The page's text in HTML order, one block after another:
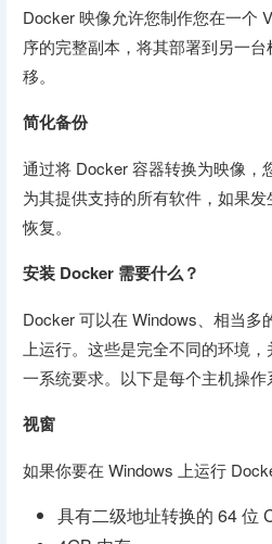
Docker 映像允许您制作您在一个
序的完整副本，将其部署到另一
移。
简化备份
通过将 Docker 容器转换为映像，
为其提供支持的所有软件，如果
恢复。
安装 Docker 需要什么？
Docker 可以在 Windows、相当多
上运行。这些是完全不同的环境
一系统要求。以下是每个主机操作
视窗
如果你要在 Windows 上运行
具有二级地址转换的 64 位